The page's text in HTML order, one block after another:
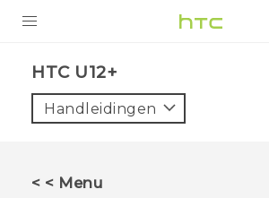
VIVE
HTC U12+‎
Handleidingen
< < Menu